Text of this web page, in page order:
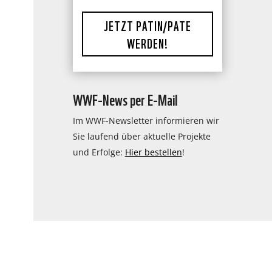
JETZT PATIN/PATE
WERDEN!
WWF-News per E-Mail
Im WWF-Newsletter informieren wir
Sie laufend über aktuelle Projekte
und Erfolge: Hier bestellen!